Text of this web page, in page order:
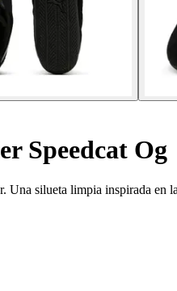
Speedcat Og
Una silueta limpia inspirada en